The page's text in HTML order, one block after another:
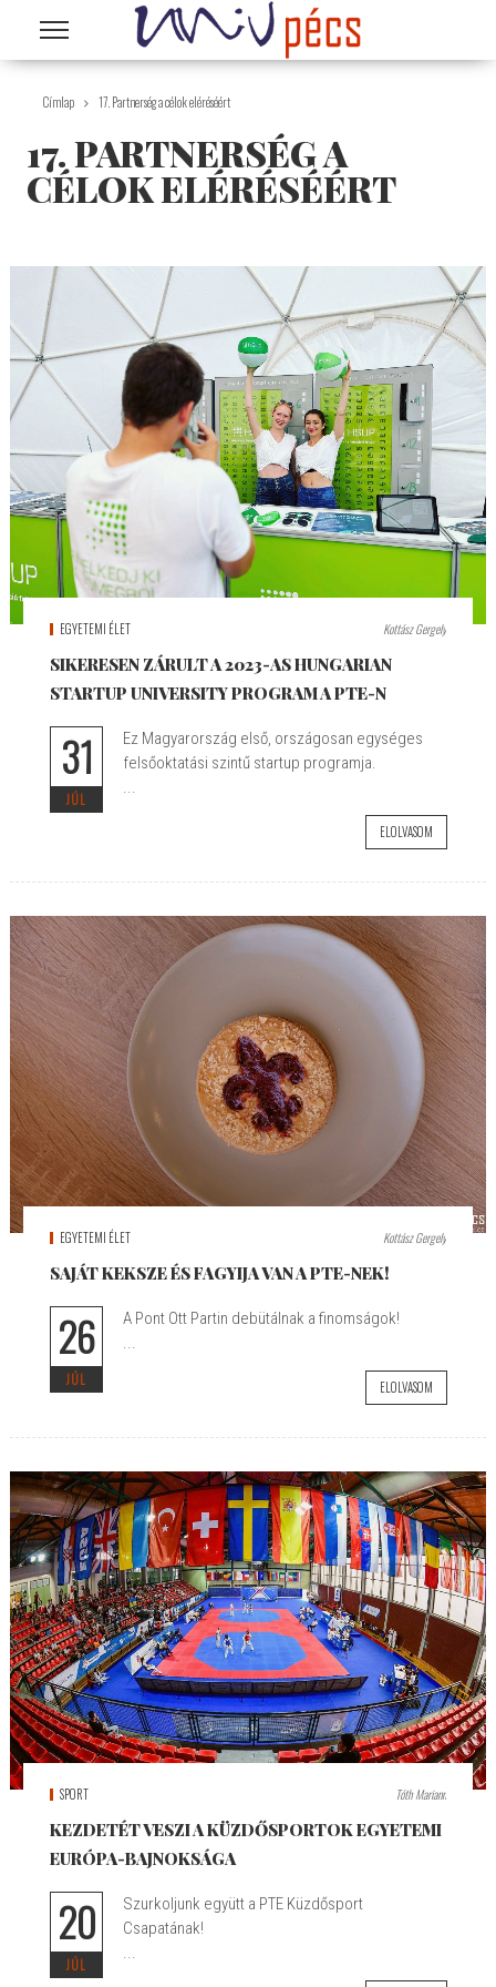
Ugrás a tartalomra
Címlap 17. Partnerség a célok eléréséért
17. PARTNERSÉG A
CÉLOK ELÉRÉSÉÉRT
EGYETEMI ÉLET Kottász Gergely
SIKERESEN ZÁRULT A 2023-AS HUNGARIAN
STARTUP UNIVERSITY PROGRAM A PTE-N
31
JÚL
Ez Magyarország első, országosan egységes
felsőoktatási szintű startup programja.
ELOLVASOM
EGYETEMI ÉLET Kottász Gergely
SAJÁT KEKSZE ÉS FAGYIJA VAN A PTE-NEK!
26
JÚL
A Pont Ott Partin debütálnak a finomságok!
...
ELOLVASOM
SPORT Tóth Mariann
KEZDETÉT VESZI A KÜZDŐSPORTOK EGYETEMI
EURÓPA-BAJNOKSÁGA
20
JÚL
Szurkoljunk együtt a PTE Küzdősport
Csapatának!
...